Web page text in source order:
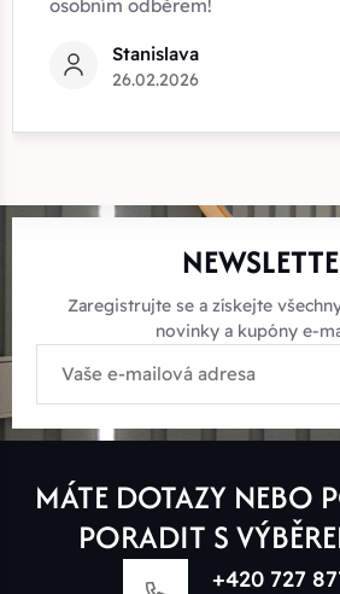
osobním odběrem!
Stanislava
26.02.2026
Zaregistrujte se a získejte
novinky a kupóny e-
MÁTE DOTAZY NEBO
PORADIT S
+420 727